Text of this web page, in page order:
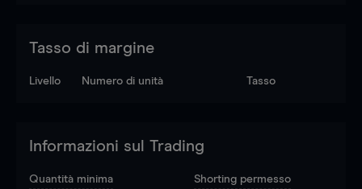
Tasso di margine
Livello Numero di unità Tasso
Informazioni sul Trading
Quantità minima Shorting permesso